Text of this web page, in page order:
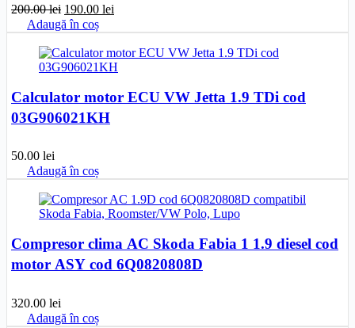
200.00lei Prețul
inițial
a
fost:
200.00 lei.
190.00 lei
este:
190.00 lei.
Adaugă în coș
Calculator motor ECU VW Jetta 1.9 TDi cod
03G906021KH
50.00 lei
Adaugă în coș
Compresor clima AC Skoda Fabia 1 1.9 diesel cod
motor ASY cod 6Q0820808D
320.00 lei
Adaugă în coș